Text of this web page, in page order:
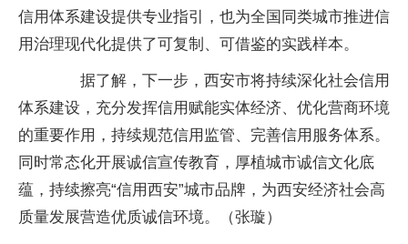
信用体系建设提供专业指引，也为全国同类城市推进信
用治理现代化提供了可复制、可借鉴的实践样本。
据了解，下一步，西安市将持续深化社会信用
体系建设，充分发挥信用赋能实体经济、优化营商环境
的重要作用，持续规范信用监管、完善信用服务体系。
同时常态化开展诚信宣传教育，厚植城市诚信文化底
蕴，持续擦亮“信用西安”城市品牌，为西安经济社会高
质量发展营造优质诚信环境。（张璇）